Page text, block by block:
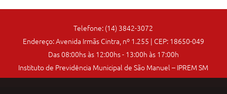
Telefone: (14) 3842-3072
Endereço: Avenida Irmãs Cintra, nº 1.255 | CEP: 18650-049
Das 08:00hs às 12:00hs - 13:00h às 17:00h
Instituto de Previdência Municipal de São Manuel – IPREM SM